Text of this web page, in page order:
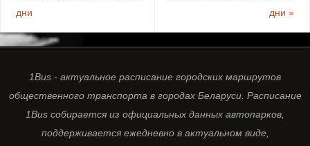
дни
дни»
1Bus - актуальное расписание городских маршрутов
общественного транспорта в городах Беларуси. Расписание
1Bus собирается из официальных данных автопарков,
поддерживается ежедневно в актуальном виде,